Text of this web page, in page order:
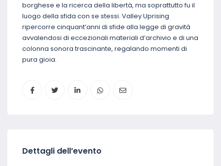
borghese e la ricerca della libertà, ma soprattutto fu il
luogo della sfida con se stessi. Valley Uprising
ripercorre cinquant’anni di sfide alla legge di gravità
avvalendosi di eccezionali materiali d’archivio e di una
colonna sonora trascinante, regalando momenti di
pura gioia.
Dettagli dell’evento